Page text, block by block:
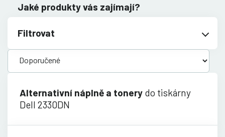
Jaké produkty vás zajímají?
Filtrovat
Alternativní náplně a tonery do tiskárny
Dell 2330DN